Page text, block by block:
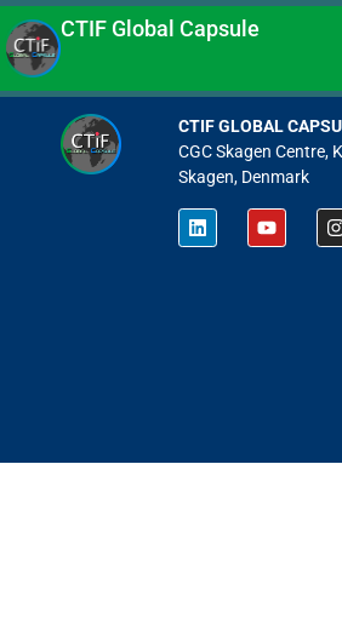
CTIF Global Capsule
CTIF GLOBAL
CGC Skagen Centre,
Skagen, Denmark